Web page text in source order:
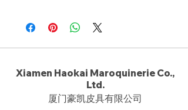
Xiamen Haokai Maroquinerie Co.,
Ltd.
厦门豪凯皮具有限公司